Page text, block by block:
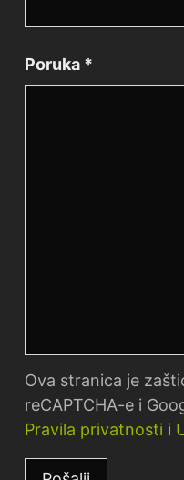
Poruka *
Ova stranica je
reCAPTCHA-e i
Pravila privatnosti i